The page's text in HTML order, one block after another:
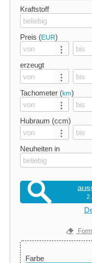
Kraftstoff
beliebig
Preis (EUR)
erzeugt
Tachometer (km)
Hubraum (ccm)
Neuheiten in
beliebig
2
Farbe